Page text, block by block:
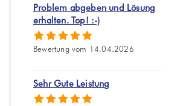
Problem abgeben und Lösung
erhalten. Top! :-)
Bewertung vom 14.04.2026
Sehr Gute Leistung